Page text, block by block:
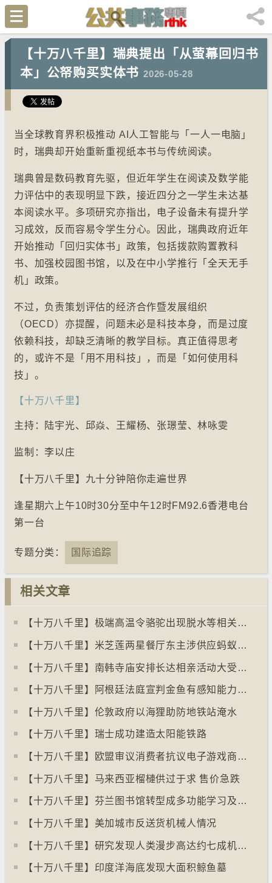
【十万八千里】瑞典提出「从萤幕回归书
本」公帑购买实体书2026-05-28
当全球教育界积极推动 AI人工智能与「一人一电脑」
时，瑞典却开始重新重视纸本书与传统阅读。
瑞典曾是数码教育先驱，但近年学生在阅读及数学能
力评估中的表现明显下跌，接近四分之一学生未达基
本阅读水平。多项研究亦指出，电子设备未有提升学
习成效，反而容易令学生分心。因此，瑞典政府近年
开始推动「回归实体书」政策，包括拨款购置教科
书、加强校园图书馆，以及在中小学推行「全天无手
机」政策。
不过，负责策划评估的经济合作暨发展组织
（OECD）亦提醒，问题未必是科技本身，而是过度
依赖科技，却缺乏清晰的教学目标。真正值得思考
的，或许不是「用不用科技」，而是「如何使用科
技」。
【十万八千里】
主持：陆宇光、邱焱、王耀杨、张璟莹、林咏雯
监制：李以庄
【十万八千里】九十分钟陪你走遍世界
逢星期六上午10时30分至中午12时FM92.6香港电台
第一台
专题分类： 国际追踪
相关文章
【十万八千里】极端高温令骆驼出现脱水等相关疾病
【十万八千里】米芝莲两星餐厅东主涉供应蚂蚁菜式 检方求囚一年
【十万八千里】南韩寺庙安排长达相亲活动大受欢迎
【十万八千里】阿根廷法庭宣判金鱼有感知能力须从寿司店移走
【十万八千里】伦敦政府以海狸助防地铁站淹水
【十万八千里】瑞士成功建造太阳能铁路
【十万八千里】欧盟审议消费者抗议电子游戏商关闭伺服器
【十万八千里】马来西亚榴槤供过于求 售价急跌
【十万八千里】芬兰图书馆转型成多功能学习及娱乐中心
【十万八千里】美加城市反送货机械人情况
【十万八千里】研究发现人类漫步高达约七成机率「逆时针」行走
【十万八千里】印度洋海底发现大面积鲸鱼墓